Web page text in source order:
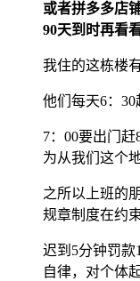
或者拼多多店
90天到时再看
我住的这栋楼
他们每天6：30
7：00要出门赶
为从我们这个
之所以上班的
规章制度在约束
迟到5分钟罚款
自律，对个体